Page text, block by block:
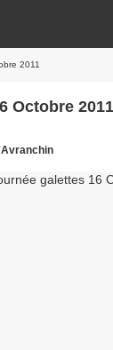
2011
Octobre 2011